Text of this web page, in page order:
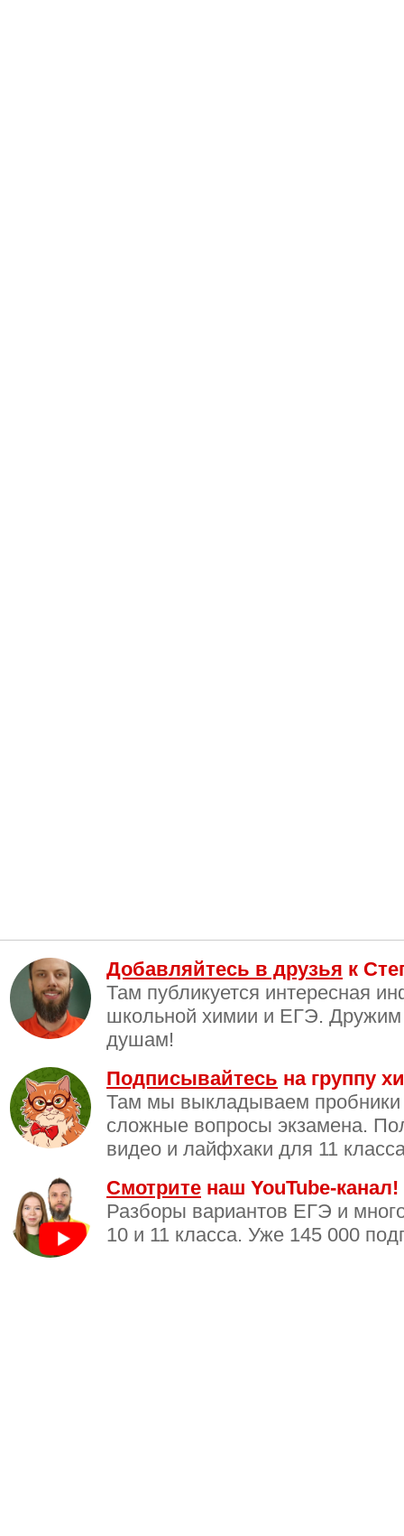
Добавляйтесь в друзья к
Там публикуется интересная
школьной химии и ЕГЭ.
душам!
Подписывайтесь на группу
Там мы выкладываем
сложные вопросы экзамена.
видео и лайфхаки для 11
Смотрите наш YouTube-канал!
Разборы вариантов ЕГЭ и
10 и 11 класса. Уже 145 000